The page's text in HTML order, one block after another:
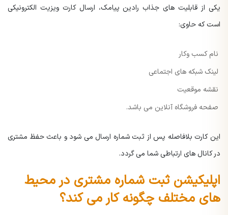
یکی از قابلیت های جذاب رادین پیامک، ارسال کارت ویزیت الکترونیکی
است که حاوی:
نام کسب وکار
لینک شبکه های اجتماعی
نقشه موقعیت
صفحه فروشگاه آنلاین می باشد.
این کارت بلافاصله پس از ثبت شماره ارسال می شود و باعث حفظ مشتری
در کانال های ارتباطی شما می گردد.
اپلیکیشن ثبت شماره مشتری در محیط
های مختلف چگونه کار می کند؟